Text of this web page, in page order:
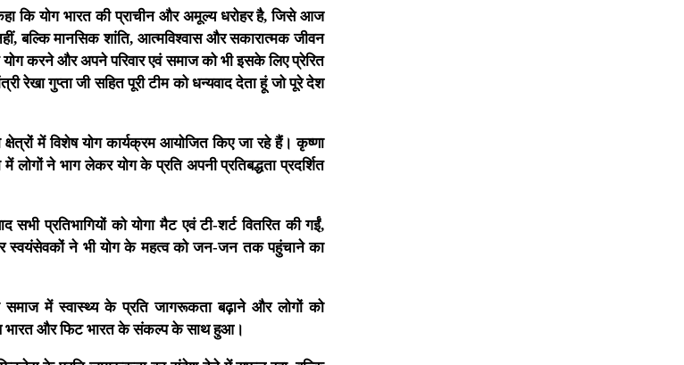
कि योग भारत की प्राचीन और अमूल्य धरोहर है, जिसे आज
बल्कि मानसिक शांति, आत्मविश्वास और सकारात्मक जीवन
योग करने और अपने परिवार एवं समाज को भी इसके लिए प्रेरित
रेखा गुप्ता जी सहित पूरी टीम को धन्यवाद देता हूं जो पूरे देश
में विशेष योग कार्यक्रम आयोजित किए जा रहे हैं। कृष्णा
ने भाग लेकर योग के प्रति अपनी प्रतिबद्धता प्रदर्शित
सभी प्रतिभागियों को योगा मैट एवं टी-शर्ट वितरित की गईं,
और स्वयंसेवकों ने भी योग के महत्व को जन-जन तक पहुंचाने का
में स्वास्थ्य के प्रति जागरूकता बढ़ाने और लोगों को
भारत और फिट भारत के संकल्प के साथ हुआ।